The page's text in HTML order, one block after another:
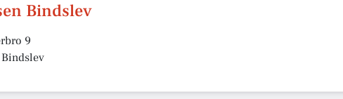
Bindslev
9
Bindslev